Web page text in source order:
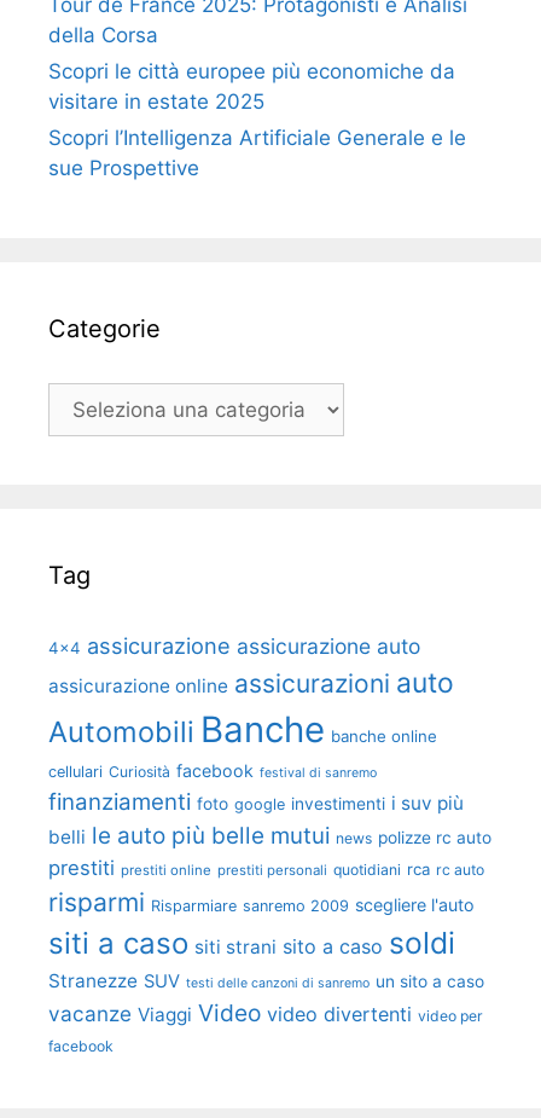
Tour de France 2025: Protagonisti e Analisi
della Corsa
Scopri le città europee più economiche da
visitare in estate 2025
Scopri l’Intelligenza Artificiale Generale e le
sue Prospettive
Categorie
Categorie
Tag
4x4 assicurazione assicurazione auto
assicurazione online assicurazioni auto
Automobili Banche banche online
cellulari Curiosità facebook festival di sanremo
finanziamenti foto google investimenti i suv più
belli le auto più belle mutui news polizze rc auto
prestiti prestiti online prestiti personali quotidiani rca rc auto
risparmi Risparmiare sanremo 2009 scegliere l'auto
siti a caso siti strani sito a caso soldi
Stranezze SUV testi delle canzoni di sanremo un sito a caso
vacanze Viaggi Video video divertenti video per
facebook